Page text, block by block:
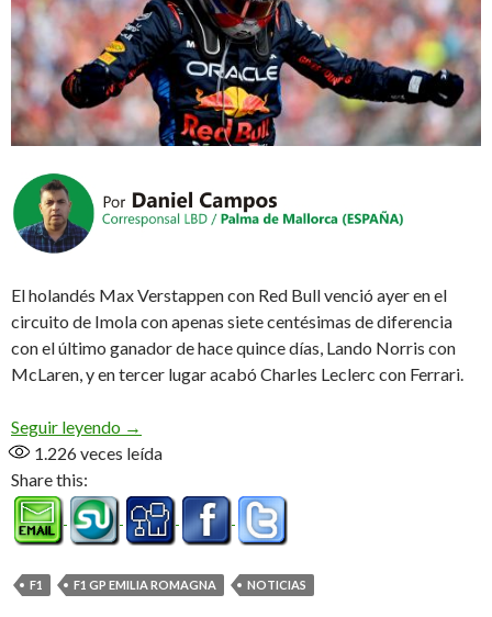
El holandés Max Verstappen con Red Bull venció ayer en el
circuito de Imola con apenas siete centésimas de diferencia
con el último ganador de hace quince días, Lando Norris con
McLaren, y en tercer lugar acabó Charles Leclerc con Ferrari.
Seguir leyendo Max con lo justo
→
1.226veces leída
Share this:
F1 F1 GP EMILIA ROMAGNA NOTICIAS